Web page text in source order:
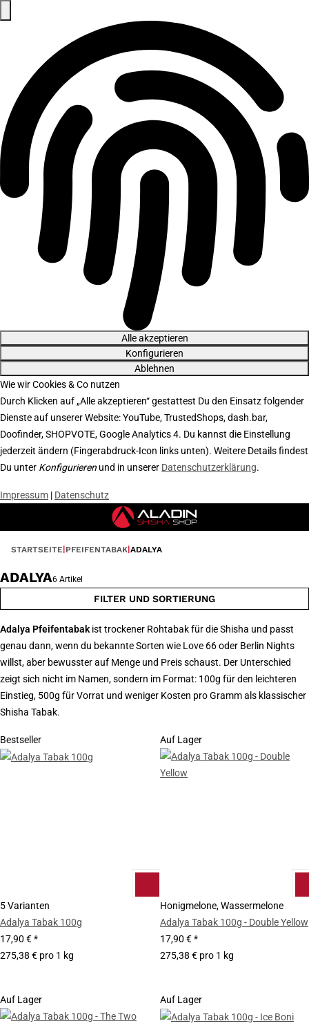
Alle akzeptieren
Konfigurieren
Ablehnen
Wie wir Cookies & Co nutzen
Durch Klicken auf „Alle akzeptieren“ gestattest Du den Einsatz folgender
Dienste auf unserer Website: YouTube, TrustedShops, dash.bar,
Doofinder, SHOPVOTE, Google Analytics 4. Du kannst die Einstellung
jederzeit ändern (Fingerabdruck-Icon links unten). Weitere Details findest
Du unter Konfigurieren und in unserer Datenschutzerklärung.
Impressum | Datenschutz
STARTSEITE PFEIFENTABAK ADALYA
Adalya Pfeifentabak ist trockener Rohtabak für die Shisha und passt
genau dann, wenn du bekannte Sorten wie Love 66 oder Berlin Nights
willst, aber bewusster auf Menge und Preis schaust. Der Unterschied
zeigt sich nicht im Namen, sondern im Format: 100g für den leichteren
Einstieg, 500g für Vorrat und weniger Kosten pro Gramm als klassischer
Shisha Tabak.
Bestseller
5 Varianten
Adalya Tabak 100g
17,90 €*
275,38 € pro 1 kg
Auf Lager
Honigmelone, Wassermelone
Adalya Tabak 100g - Double Yellow
17,90 €*
275,38 € pro 1 kg
Auf Lager Auf Lager
ADALYA6 Artikel
FILTER UND SORTIERUNG